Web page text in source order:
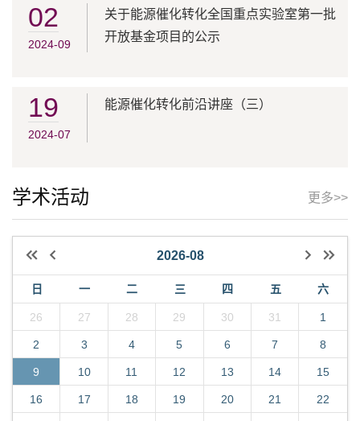
02
2024-09
关于能源催化转化全国重点实验室第一批
开放基金项目的公示
19
2024-07
能源催化转化前沿讲座（三）
学术活动 更多>>
2026-08
日 一 二 三 四 五 六
26 27 28 29 30 31 1
2 3 4 5 6 7 8
9 10 11 12 13 14 15
16 17 18 19 20 21 22